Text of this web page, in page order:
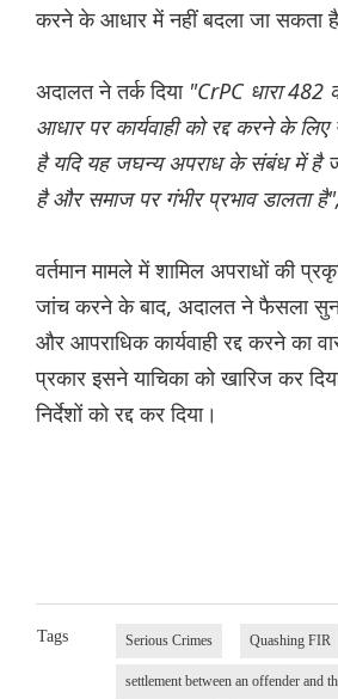
करने के आधार में नहीं बदला जा सकता
अदालत ने तर्क दिया "CrPC धारा 482
आधार पर कार्यवाही को रद्द करने के
है यदि यह जघन्य अपराध के संबंध में है
है और समाज पर गंभीर प्रभाव डालता है",
वर्तमान मामले में शामिल अपराधों की
जांच करने के बाद, अदालत ने फैसला
और आपराधिक कार्यवाही रद्द करने का
प्रकार इसने याचिका को खारिज कर
निर्देशों को रद्द कर दिया।
Tags Serious Crimes Quashing FIR
settlement between an offender and